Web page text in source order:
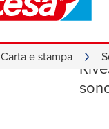
Carta e stampa